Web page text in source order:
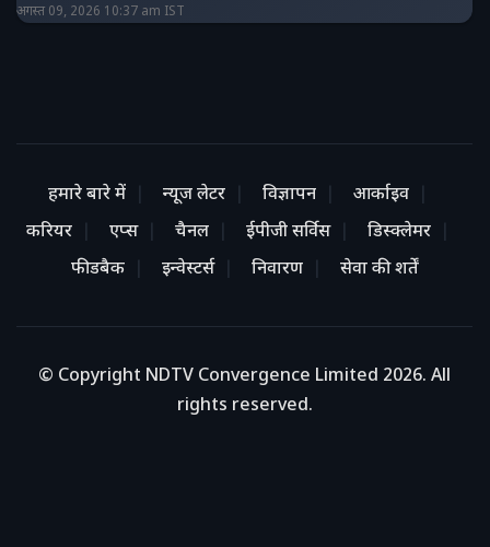
अगस्त 09, 2026 10:37 am IST
हमारे बारे में न्यूज लेटर विज्ञापन
आर्काइव
करियर
एप्स चैनल ईपीजी सर्विस
डिस्क्लेमर
फीडबैक
इन्वेस्टर्स निवारण सेवा की शर्तें
© Copyright NDTV Convergence Limited 2026. All
rights reserved.